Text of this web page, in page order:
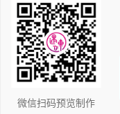
微信扫码预览制作